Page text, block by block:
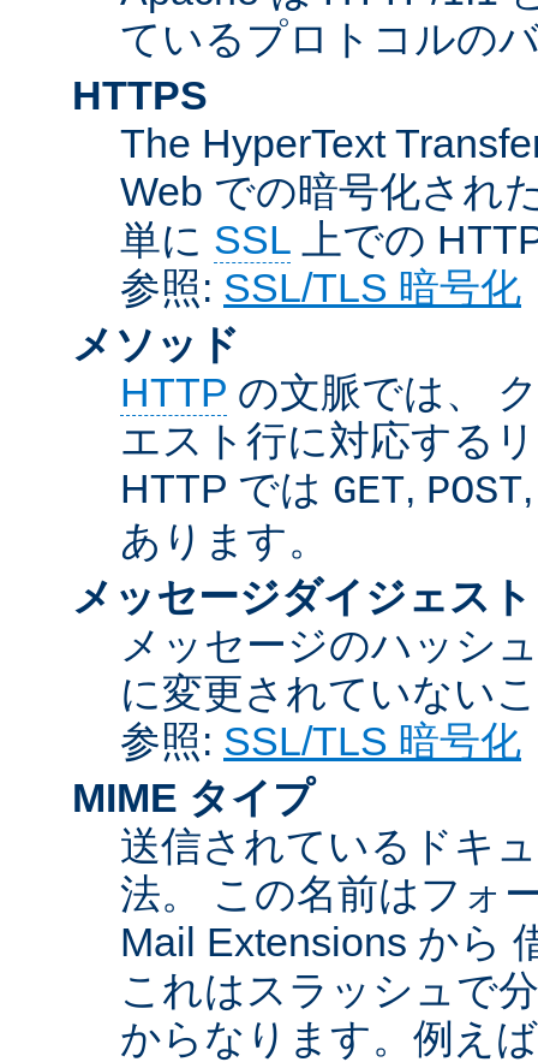
ているプロトコルの
HTTPS
The HyperText
Web での暗号化され
単に SSL 上での
参照: SSL/TLS 暗号化
メソッド
HTTP の文脈では、
エスト行に対応する
HTTP では GET, POST
あります。
メッセージダイジェスト
メッセージのハッシ
に変更されていない
参照: SSL/TLS 暗号化
MIME タイプ
送信されているドキ
法。 この名前はフォ
Mail Extensions から
これはスラッシュで
からなります。例え